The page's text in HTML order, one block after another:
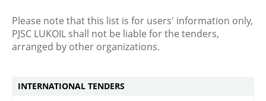
Please note that this list is for users' information only,
PJSC LUKOIL shall not be liable for the tenders,
arranged by other organizations.
INTERNATIONAL TENDERS